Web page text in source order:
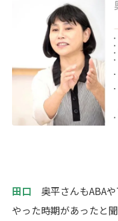
田口 奥平さんもABAや
やった時期があったと